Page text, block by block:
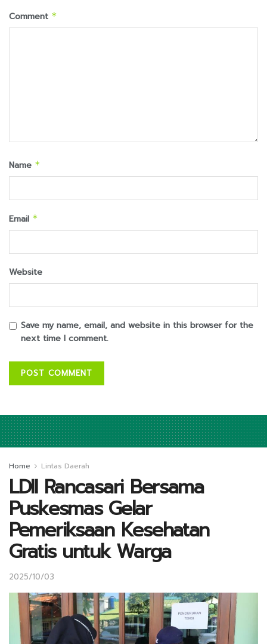
Comment *
Name *
Email *
Website
Save my name, email, and website in this browser for the
next time I comment.
Home Lintas Daerah
LDII Rancasari Bersama
Puskesmas Gelar
Pemeriksaan Kesehatan
Gratis untuk Warga
2025/10/03